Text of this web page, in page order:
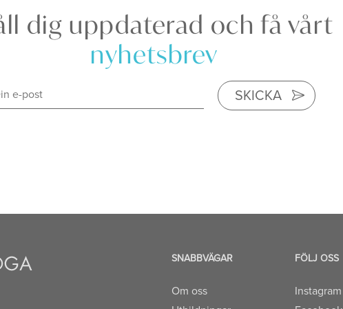
dig uppdaterad och få vårt
nyhetsbrev
SKICKA
SNABBVÄGAR
Om oss
FÖLJ OSS
Instagram